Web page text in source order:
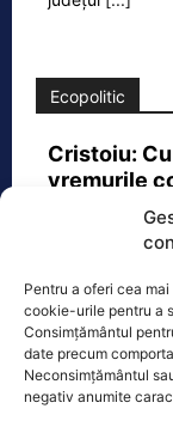
Pentru a oferi cea
cookie-urile pentru a
Consimțământul
date precum
Neconsimțământul
negativ anumite
Ecopolitic
Cristoiu:
vremurile